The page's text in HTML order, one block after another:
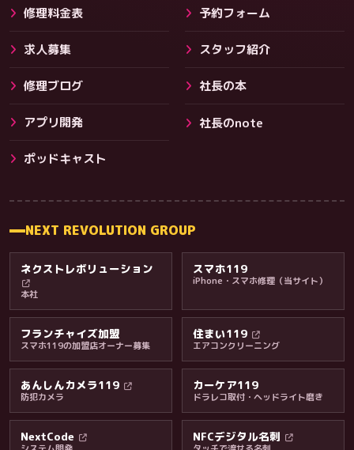
その他サービス
料金・保証・ご案内
修理料金表 予約フォーム
求人募集 スタッフ紹介
修理ブログ 社長の本
アプリ開発 社長のnote
ポッドキャスト
NEXT REVOLUTION GROUP
ネクストレボリューション
本社
スマホ119
iPhone・スマホ修理（当サイト）
フランチャイズ加盟
スマホ119の加盟店オーナー募集
住まい119
エアコンクリーニング
あんしんカメラ119
防犯カメラ
カーケア119
ドラレコ取付・ヘッドライト磨き
NextCode NFCデジタル名刺